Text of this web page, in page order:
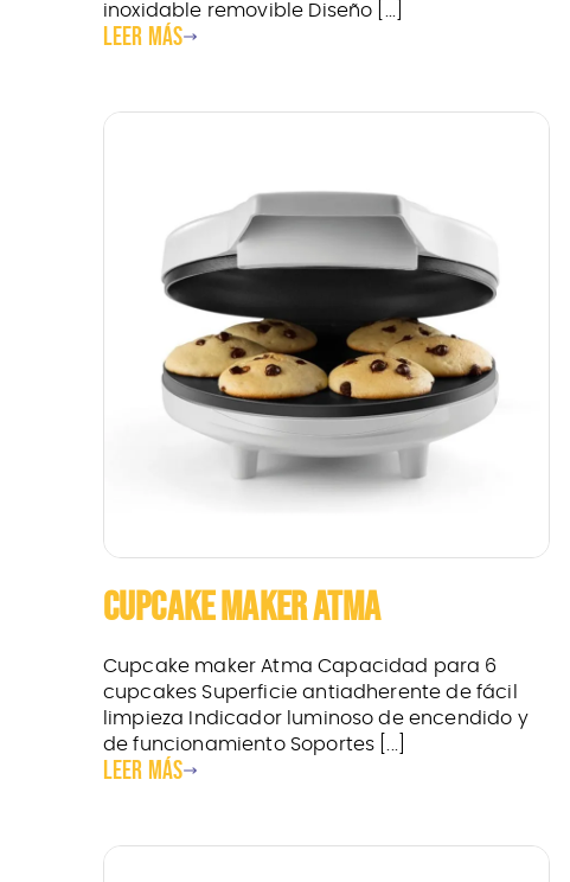
inoxidable removible Diseño [...]
Leer más
CUPCAKE MAKER ATMA
Cupcake maker Atma Capacidad para 6
cupcakes Superficie antiadherente de fácil
limpieza Indicador luminoso de encendido y
de funcionamiento Soportes [...]
Leer más